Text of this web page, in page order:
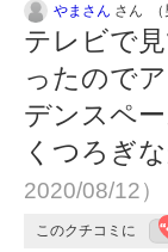
やまさん さん （
テレビで
ったので
デンスペ
くつろぎ
2020/08/12）
このクチコミに